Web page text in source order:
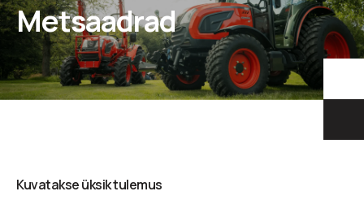
Metsaadrad
Kuvatakse üksik tulemus